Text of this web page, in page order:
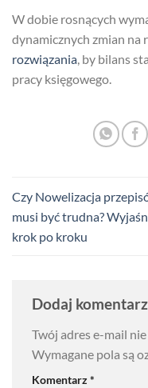
W dobie rosnących
dynamicznych zmian na
rozwiązania, by bilans
pracy księgowego.
Czy Nowelizacja
musi być trudna?
krok po kroku
Dodaj komentarz
Twój adres e-mail
Wymagane pola są
Komentarz*